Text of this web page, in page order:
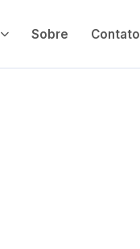
Sobre Contato